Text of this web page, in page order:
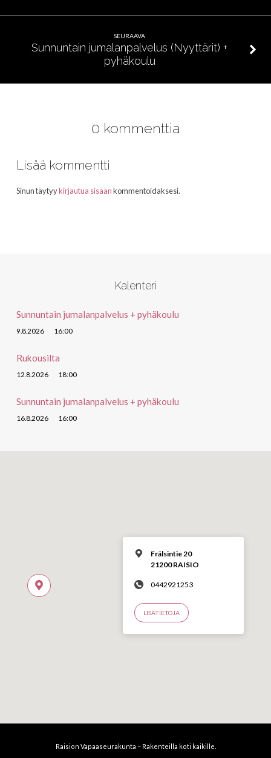
SEURAAVA
Sunnuntain jumalanpalvelus (Nyyttärit) +
pyhäkoulu
0 kommenttia
Lisää kommentti
Sinun täytyykirjautua sisäänkommentoidaksesi.
Kalenteri
Sunnuntain jumalanpalvelus + pyhäkoulu
9.8.2026 16:00
Rukousilta
12.8.2026 18:00
Sunnuntain jumalanpalvelus + pyhäkoulu
16.8.2026 16:00
Frälsintie 20
21200 RAISIO
0442921253
LISÄTIETOJA
Raision Vapaaseurakunta – Rakenteilla koti kaikille.